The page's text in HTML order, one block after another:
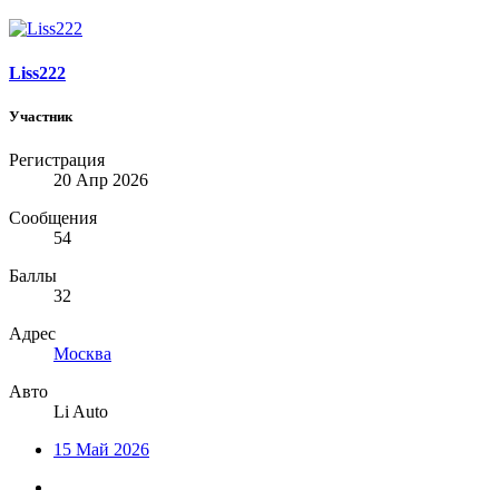
Liss222
Участник
Регистрация
20 Апр 2026
Сообщения
54
Баллы
32
Адрес
Москва
Авто
Li Auto
15 Май 2026